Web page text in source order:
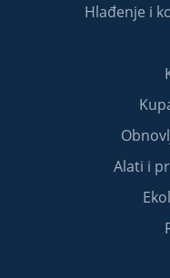
Hlađenje i
Alati i